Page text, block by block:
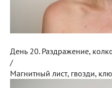
День 20. Раздражение,
/
Магнитный лист, гвозди,